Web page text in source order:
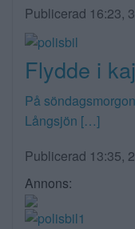
Publicerad 16:23,
Flydde i
På
Långsjön […]
Publicerad 13:35,
Annons: